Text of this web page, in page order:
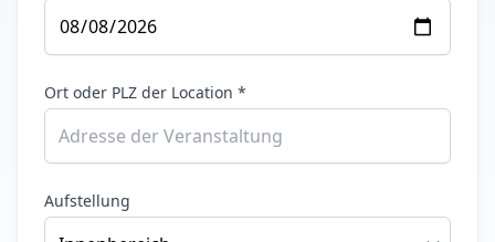
Ort oder PLZ der Location *
Aufstellung